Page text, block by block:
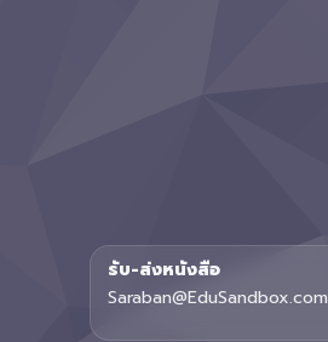
รับ-ส่งหนังสือ
Saraban@EduSandbox.com